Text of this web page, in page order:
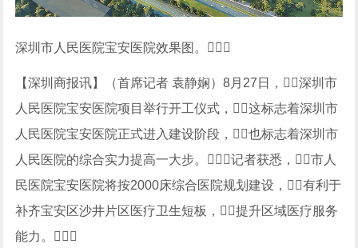
深圳市人民医院宝安医院效果图。
【深圳商报讯】（首席记者 袁静娴）8月27日，深圳市
人民医院宝安医院项目举行开工仪式，这标志着深圳市
人民医院宝安医院正式进入建设阶段，也标志着深圳市
人民医院的综合实力提高一大步。记者获悉，市人
民医院宝安医院将按2000床综合医院规划建设，有利于
补齐宝安区沙井片区医疗卫生短板，提升区域医疗服务
能力。